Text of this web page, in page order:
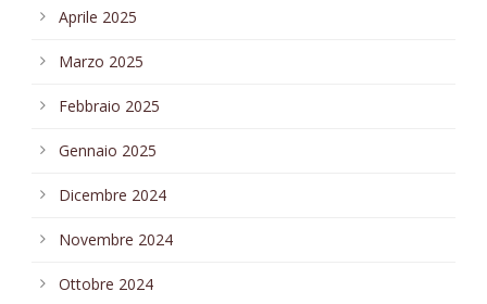
Aprile 2025
Marzo 2025
Febbraio 2025
Gennaio 2025
Dicembre 2024
Novembre 2024
Ottobre 2024